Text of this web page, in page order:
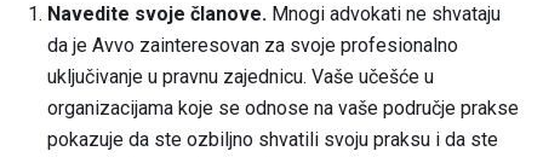
Navedite svoje članove. Mnogi advokati ne shvataju
da je Avvo zainteresovan za svoje profesionalno
uključivanje u pravnu zajednicu. Vaše učešće u
organizacijama koje se odnose na vaše područje prakse
pokazuje da ste ozbiljno shvatili svoju praksu i da ste